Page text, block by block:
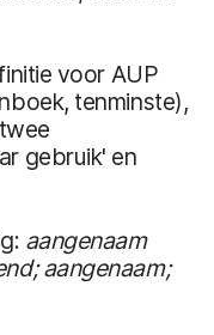
voor AUP
tenminste),
gebruik' en
aangenaam
aangenaam;